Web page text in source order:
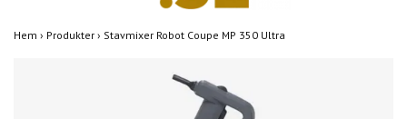
Hem › Produkter › Stavmixer Robot Coupe MP 350 Ultra